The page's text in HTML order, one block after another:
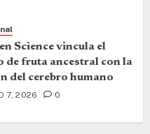
Science vincula el
de fruta ancestral con la
del cerebro humano
7, 2026 0